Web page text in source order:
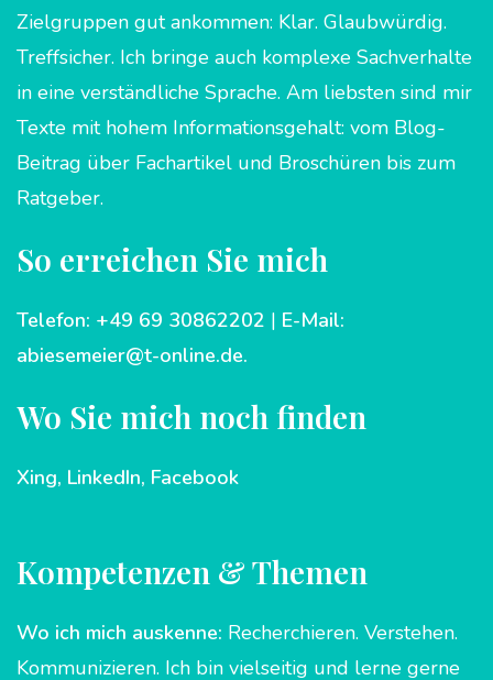
Zielgruppen gut ankommen: Klar. Glaubwürdig.
Treffsicher. Ich bringe auch komplexe Sachverhalte
in eine verständliche Sprache. Am liebsten sind mir
Texte mit hohem Informationsgehalt: vom Blog-
Beitrag über Fachartikel und Broschüren bis zum
Ratgeber.
So erreichen Sie mich
Telefon: +49 69 30862202 | E-Mail:
abiesemeier@t-online.de.
Wo Sie mich noch finden
Xing, LinkedIn, Facebook
Kompetenzen & Themen
Wo ich mich auskenne: Recherchieren. Verstehen.
Kommunizieren. Ich bin vielseitig und lerne gerne